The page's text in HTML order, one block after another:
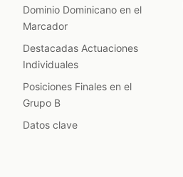
Dominio Dominicano en el
Marcador
Destacadas Actuaciones
Individuales
Posiciones Finales en el
Grupo B
Datos clave